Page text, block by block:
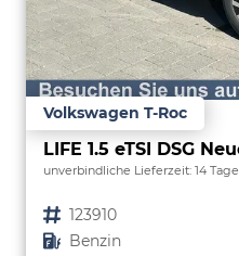
Volkswagen T-Roc
unverbindliche Lieferzeit: 14 Tage
Fahrzeugnr. 123910
Kraftstoff Benzin